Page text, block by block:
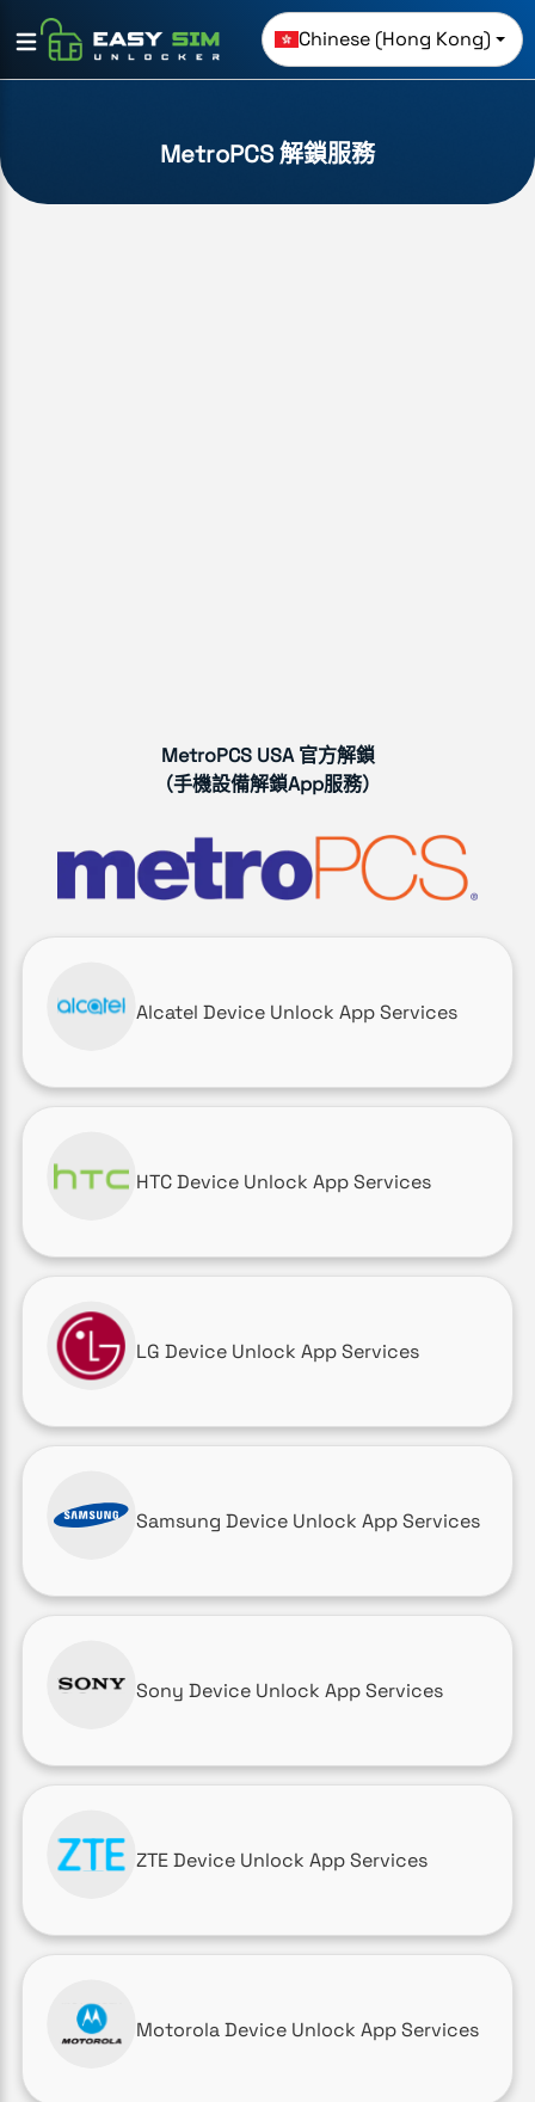
Chinese (Hong Kong)
MetroPCS 解鎖服務
MetroPCS USA 官方解鎖
（手機設備解鎖App服務）
Alcatel Device Unlock App Services
HTC Device Unlock App Services
LG Device Unlock App Services
Samsung Device Unlock App Services
Sony Device Unlock App Services
ZTE Device Unlock App Services
Motorola Device Unlock App Services